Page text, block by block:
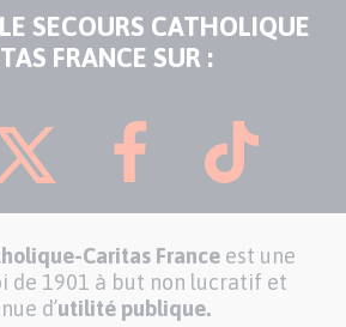
SECOURS CATHOLIQUE
FRANCE SUR :
Caritas France est une
de 1901 à but non lucratif et
d’utilité publique.